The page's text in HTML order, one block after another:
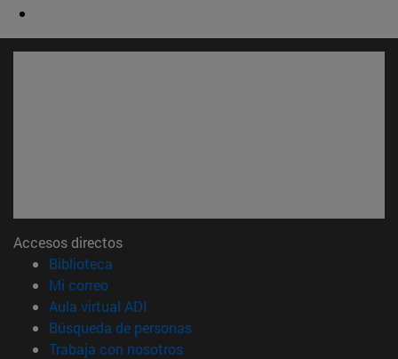
Accesos directos
Biblioteca
Mi correo(abre en nueva ventana)
Aula virtual ADI
Búsqueda de personas(abre en nueva ventana)
Trabaja con nosotros(abre en nueva ventana)